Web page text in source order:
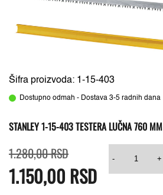
Šifra proizvoda: 1-15-403
Dostupno odmah - Dostava 3-5 radnih dana
STANLEY 1-15-403 TESTERA LUČNA 760 MM
1.280,00RSDcena
je
bila:
1.280,00 RSD.
1.150,00 RSD
cena
je:
1.150,00 RSD.
-
403
+